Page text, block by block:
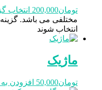
تومان200,000 انتخاب
مختلفی می باشد.
انتخاب شوند
ماژیک
تومان50,000 افزودن